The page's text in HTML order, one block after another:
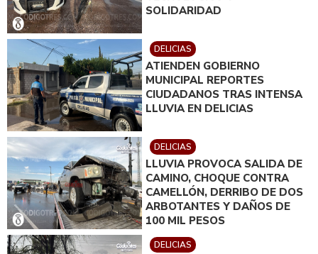
SOLIDARIDAD
DELICIAS
ATIENDEN GOBIERNO
MUNICIPAL REPORTES
CIUDADANOS TRAS INTENSA
LLUVIA EN DELICIAS
DELICIAS
LLUVIA PROVOCA SALIDA DE
CAMINO, CHOQUE CONTRA
CAMELLÓN, DERRIBO DE DOS
ARBOTANTES Y DAÑOS DE
100 MIL PESOS
DELICIAS